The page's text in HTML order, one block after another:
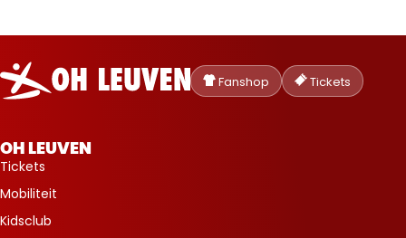
Oud-
Heverlee
Leuven
Fanshop Tickets
OH LEUVEN
Tickets
Mobiliteit
Kidsclub